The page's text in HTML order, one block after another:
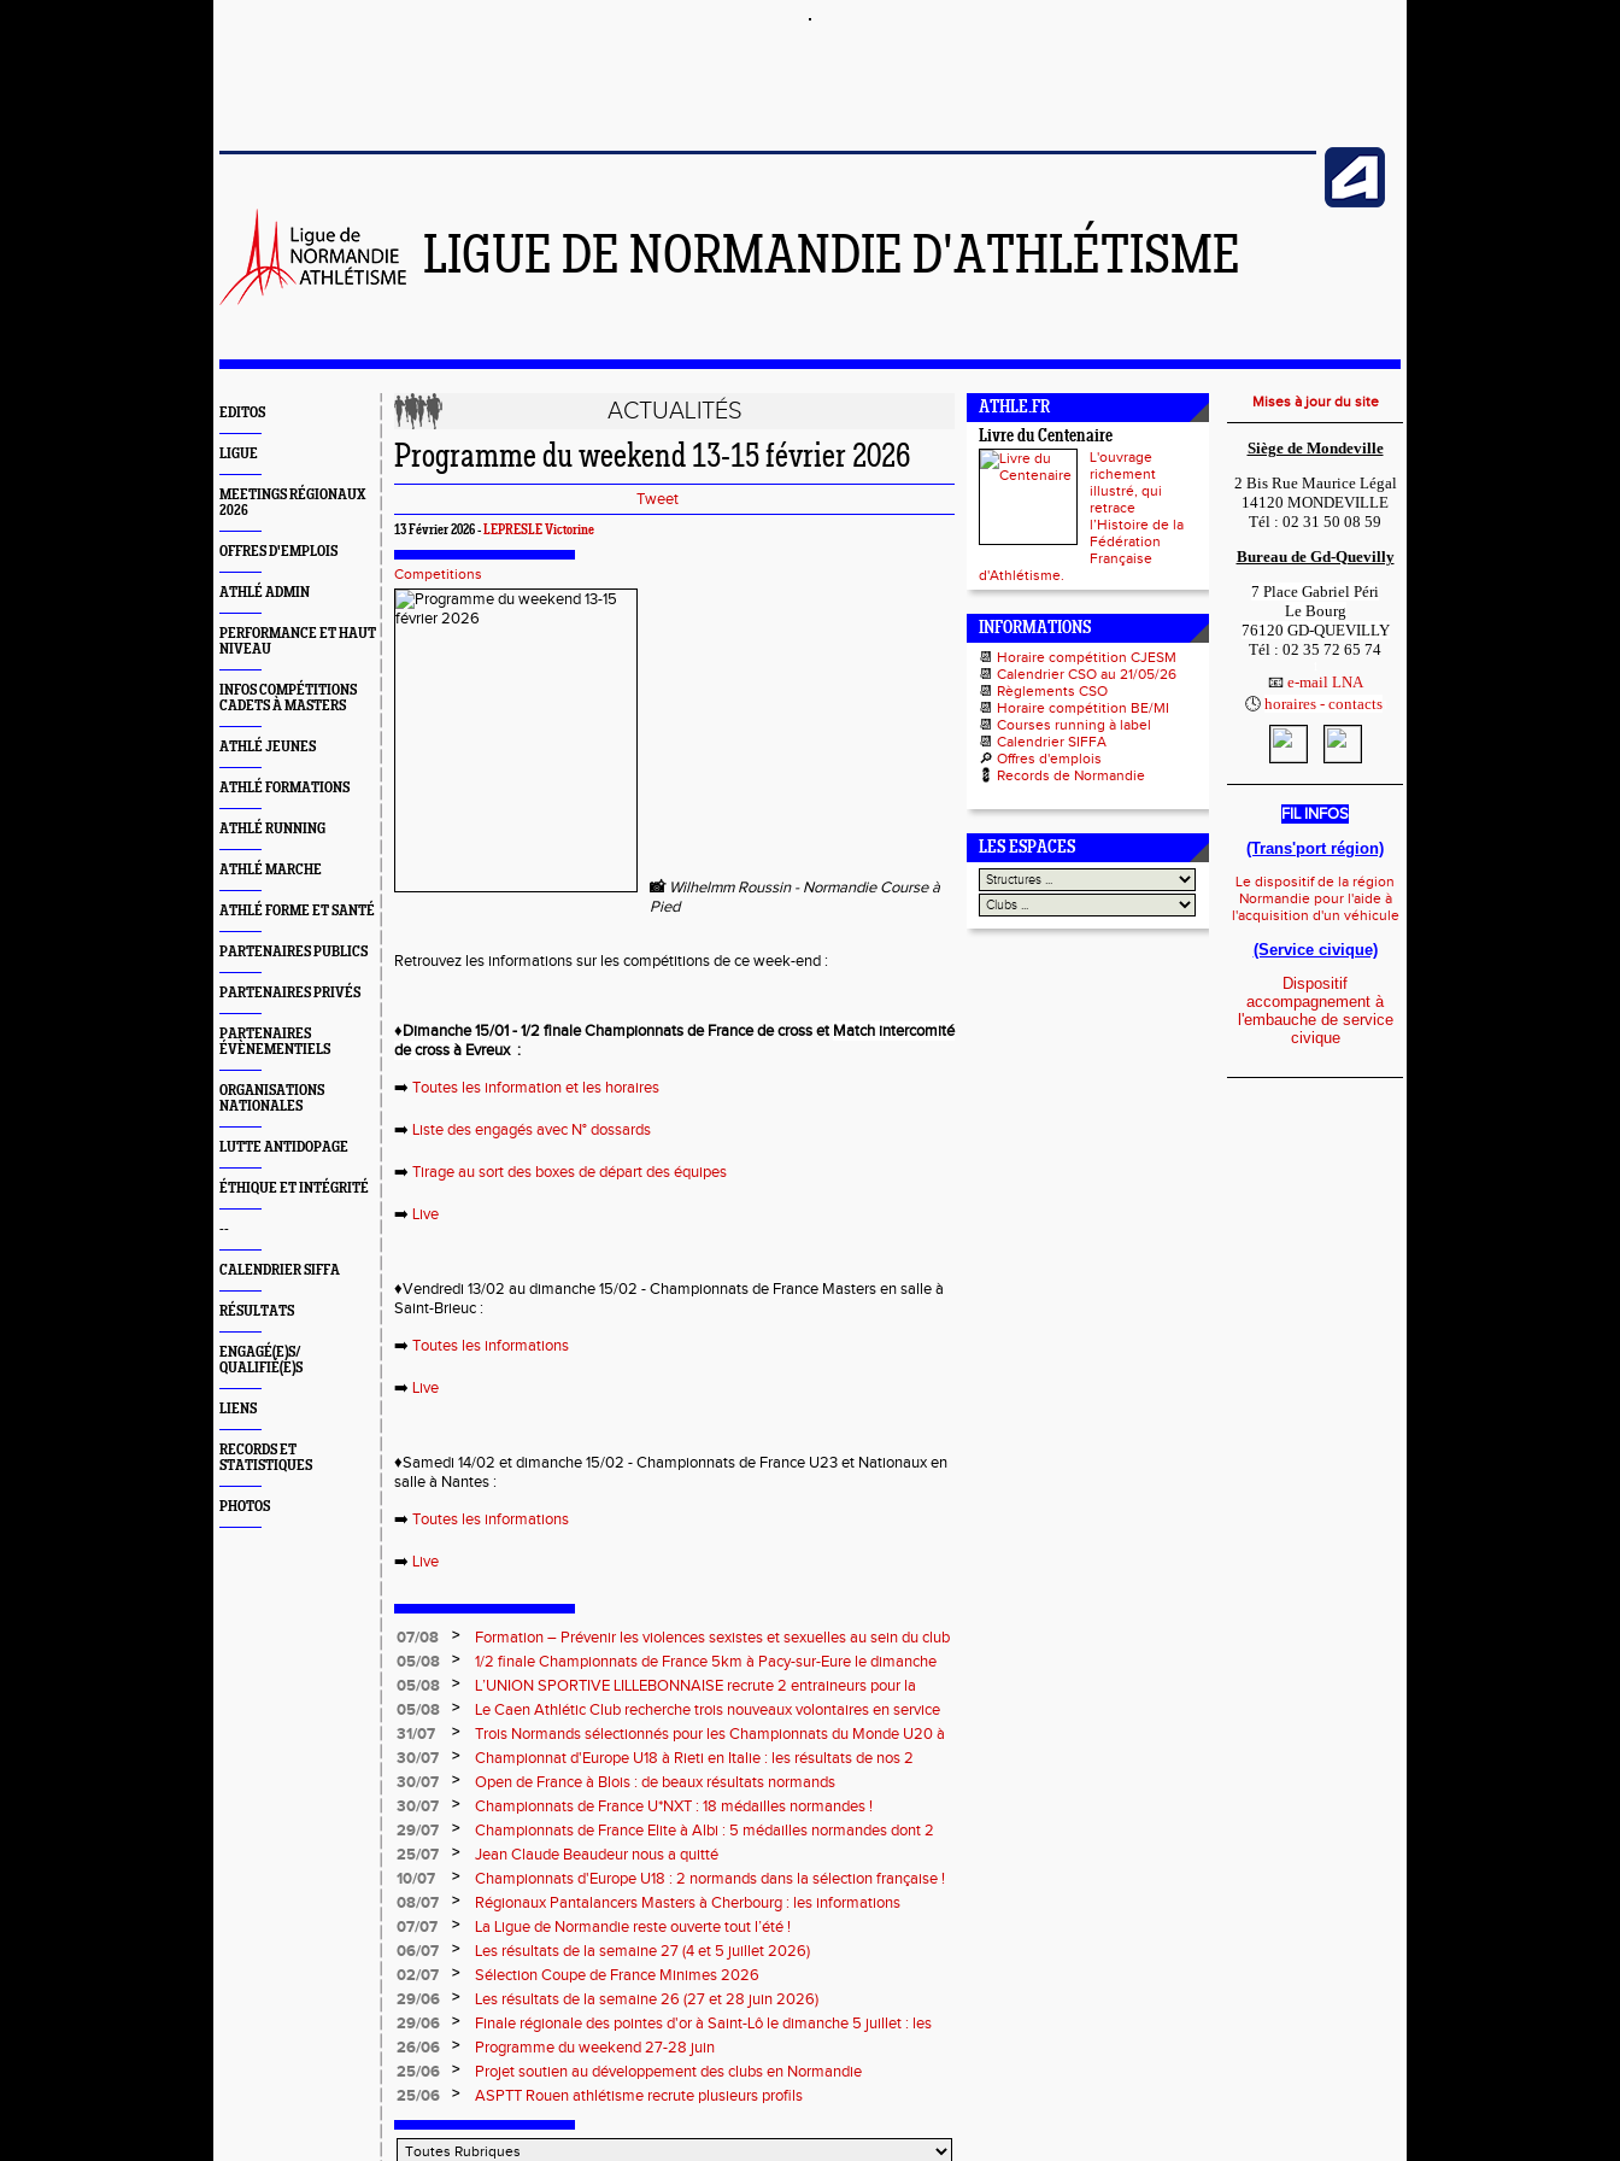
LIGUE DE NORMANDIE D'ATHLÉTISME
EDITOS
LIGUE
MEETINGS RÉGIONAUX
2026
OFFRES D'EMPLOIS
ATHLÉ ADMIN
PERFORMANCE ET HAUT
NIVEAU
INFOS COMPÉTITIONS
CADETS À MASTERS
ATHLÉ JEUNES
ATHLÉ FORMATIONS
ATHLÉ RUNNING
ATHLÉ MARCHE
ATHLÉ FORME ET SANTÉ
PARTENAIRES PUBLICS
PARTENAIRES PRIVÉS
PARTENAIRES
ÉVÈNEMENTIELS
ORGANISATIONS
NATIONALES
LUTTE ANTIDOPAGE
ÉTHIQUE ET INTÉGRITÉ
--
CALENDRIER SIFFA
RÉSULTATS
ENGAGÉ(E)S/
QUALIFIÉ(E)S
LIENS
RECORDS ET
STATISTIQUES
PHOTOS
ACTUALITÉS
Programme du weekend 13-15 février 2026
Tweet
13 Février 2026 -LEPRESLE Victorine
Competitions
📸 Wilhelmm Roussin - Normandie Course à
Pied
Retrouvez les informations sur les compétitions de ce week-end :
♦️Dimanche 15/01 -1/2 finale Championnats de France de crossetMatch intercomité
de cross à Evreux:
➡️ Toutes les information et les horaires
➡️ Liste des engagés avec N° dossards
➡️ Tirage au sort des boxes de départ des équipes
➡️ Live
♦️Vendredi 13/02 au dimanche 15/02 - Championnats de France Masters en salle à
Saint-Brieuc :
➡️ Toutes les informations
➡️ Live
♦️Samedi 14/02 et dimanche 15/02 - Championnats de France U23 et Nationaux en
salle à Nantes :
➡️ Toutes les informations
➡️ Live
07/08 >
Formation – Prévenir les violences sexistes et sexuelles au sein du club
: le 26 septembre 2026
05/08 >
1/2 finale Championnats de France 5km à Pacy-sur-Eure le dimanche
13 septembre 2026 : les informations
05/08 >
L’UNION SPORTIVE LILLEBONNAISE recrute 2 entraineurs pour la
rentrée 2026
05/08 >
Le Caen Athlétic Club recherche trois nouveaux volontaires en service
civique à compter de septembre 2026
31/07 >
Trois Normands sélectionnés pour les Championnats du Monde U20 à
Eugene !
30/07 >
Championnat d'Europe U18 à Rieti en Italie : les résultats de nos 2
normands
30/07 >
Open de France à Blois : de beaux résultats normands
30/07
>
Championnats de France U*NXT : 18 médailles normandes !
29/07
>
Championnats de France Elite à Albi : 5 médailles normandes dont 2
titres !
25/07 >
Jean Claude Beaudeur nous a quitté
10/07
>
Championnats d'Europe U18 : 2 normands dans la sélection française !
08/07
>
Régionaux Pantalancers Masters à Cherbourg : les informations
07/07
>
La Ligue de Normandie reste ouverte tout l’été !
06/07
>
Les résultats de la semaine 27 (4 et 5 juillet 2026)
02/07
>
Sélection Coupe de France Minimes 2026
29/06
>
Les résultats de la semaine 26 (27 et 28 juin 2026)
29/06
>
Finale régionale des pointes d'or à Saint-Lô le dimanche 5 juillet : les
informations
26/06 >
Programme du weekend 27-28 juin
25/06
>
Projet soutien au développement des clubs en Normandie
25/06
> ASPTT Rouen athlétisme recrute plusieurs profils
ATHLE.FR
Livre du Centenaire
L'ouvrage
richement
illustré, qui
retrace
l’Histoire de la
Fédération
Française
d'Athlétisme.
INFORMATIONS
📆 Horaire compétition CJESM
📆 Calendrier CSO au 21/05/26
📆 Règlements CSO
📆 Horaire compétition BE/MI
📆 Courses running à label
📆 Calendrier SIFFA
🔎 Offres d'emplois
💈 Records de Normandie
LES ESPACES
Mises à jour du site
Siège de Mondeville
2 Bis Rue Maurice Légal
14120 MONDEVILLE
Tél : 02 31 50 08 59
Bureau de Gd-Quevilly
7 Place Gabriel Péri
Le Bourg
76120 GD-QUEVILLY
Tél : 02 35 72 65 74
📧 e-mail LNA
🕓 horaires - contacts1
FIL INFOS
(Trans'port région)
Le dispositif de la région
Normandie pour l'aide à
l'acquisition d'un véhicule
(Service civique)
Dispositif
accompagnement à
l'embauche de service
civique